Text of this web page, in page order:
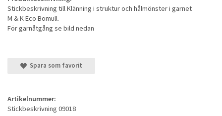
Stickbeskrivning till Klänning i struktur och hålmönster i garnet
M & K Eco Bomull.
För garnåtgång se bild nedan
Spara som favorit
Artikelnummer:
Stickbeskrivning 09018